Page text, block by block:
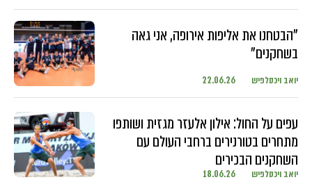
"הבטחנו את אליפות אירופה, אני גאה
בשחקנים"
יואב ויכסלפיש 22.06.26
עפים על החול: אילון אלעזר מגזית ושותפו
מתחרים בטורנירים ברחבי העולם עם
השחקנים הבכירים
יואב ויכסלפיש 18.06.26